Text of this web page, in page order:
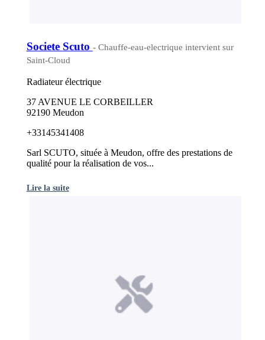
Societe Scuto - Chauffe-eau-electrique intervient sur
Saint-Cloud
Radiateur électrique
37 AVENUE LE CORBEILLER
92190 Meudon
+33145341408
Sarl SCUTO, située à Meudon, offre des prestations de
qualité pour la réalisation de vos...
Lire la suite